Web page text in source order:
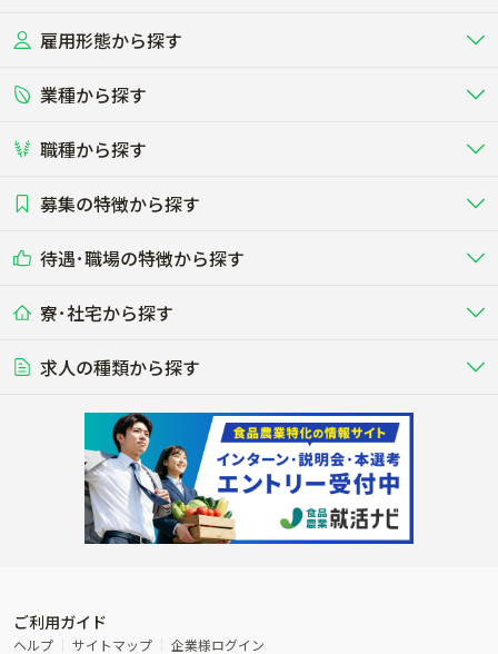
北海道
関東
東海
雇用形態から探す
正社員 バイト・アルバイト・パート
短期アルバイト
その他（独立・副業など）
業種から探す
畜産（酪農･肉牛･養豚･養鶏など）
酪農
する牧場
養豚
る養豚場
レースで活躍する馬の手入れや子馬
その他畜産
その他動物の畜産業（羊、ウズラな
ど）
畑・圃場で野菜・穀物を生産 ビニールハウスで多様な野菜の生産
稲作
ビニールハウスで観賞用植物の栽
植物工場
環境制御された工場で野菜の生産管
理
農業資材･肥料
農場設備・肥料・飼料の生産・流
農業用の機械・機材の開発・販
流通･商社
農産物・農産品の物流・卸し・輸出
入
製造･加工･販売 福祉
その他農業関連企業
その他業種
木材の植林・伐採・加工、または
漁業･養殖
魚介類の採捕・養殖、または水産加
工場
職種から探す
農場･牧場･現場職
専門職（獣医師･人工授精師･
研究･開発 WEB･IT
その他職種
募集の特徴から探す
未経験歓迎
学歴不問
50代採用実績あり
AT免許OK
内定まで最短1週間 管理者･幹部採用
待遇･職場の特徴から探す
社会保険完備
食事補助あり
年間休日100日以上
経験者優遇 独立支援可能
寮･社宅から探す
単身寮あり
寮･社宅相談可
求人の種類から探す
転職おまかせ求人
ご利用ガイド
ヘルプ サイトマップ 企業様ログイン